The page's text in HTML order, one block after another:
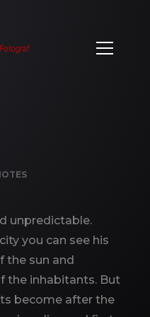
unpredictable.
you can see his
the sun and
the inhabitants. But
become after the